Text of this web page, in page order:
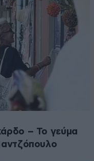
– Το γεύμα